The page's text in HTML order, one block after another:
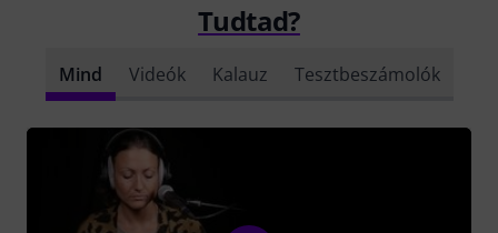
Tudtad?
Mind Videók Kalauz Tesztbeszámolók